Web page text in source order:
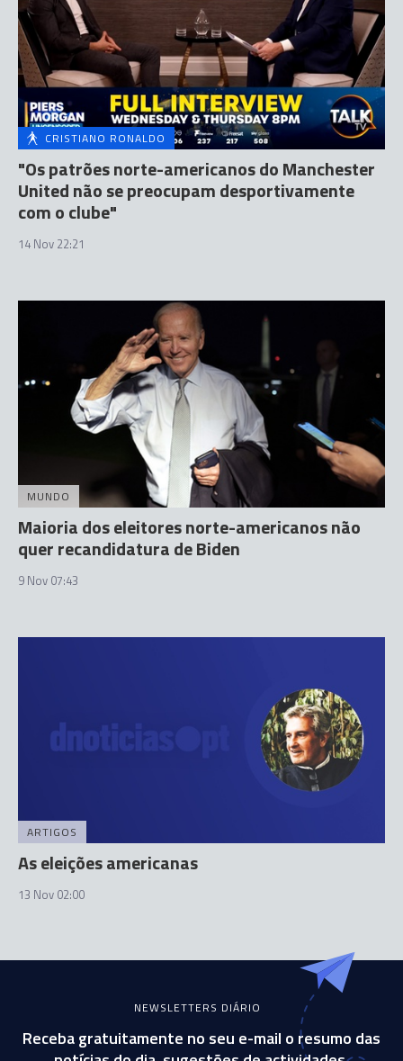
CRISTIANO RONALDO
"Os patrões norte-americanos do Manchester
United não se preocupam desportivamente
com o clube"
14 Nov 22:21
MUNDO
Maioria dos eleitores norte-americanos não
quer recandidatura de Biden
9 Nov 07:43
ARTIGOS
As eleições americanas
13 Nov 02:00
NEWSLETTERS DIÁRIO
Receba gratuitamente no seu e-mail o resumo das